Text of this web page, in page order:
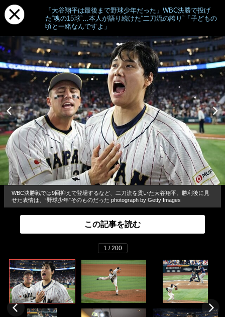
「大谷翔平は最後まで野球少年だった」WBC決勝で投げ
た“魂の15球”…本人が語り続けた“二刀流の誇り”「子どもの
頃と一緒なんですよ」
WBC決勝戦では9回抑えで登場するなど、二刀流を貫いた大谷翔平。勝利後に見
せた表情は、“野球少年”そのものだった photograph by Getty Images
この記事を読む
1 / 200